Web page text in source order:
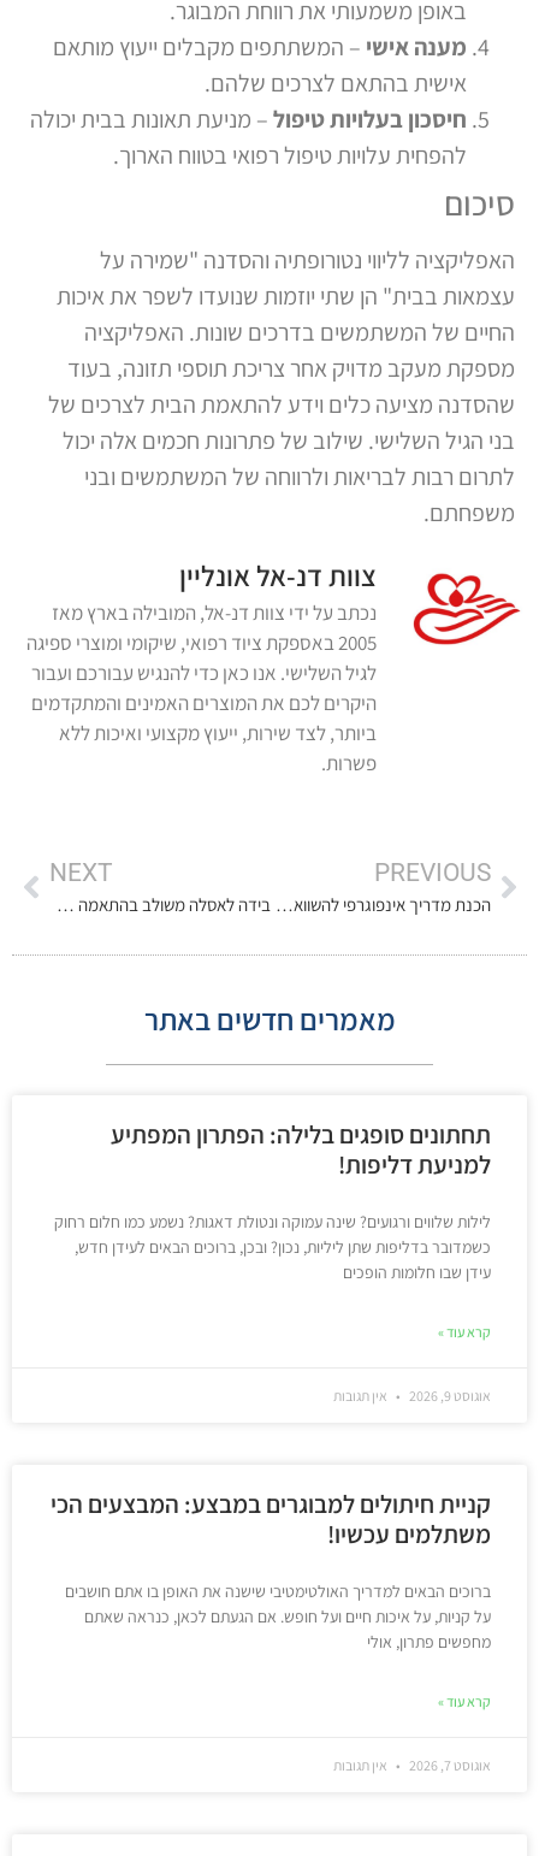
באופן משמעותי את רווחת המבוגר.
מענה אישי– המשתתפים מקבלים ייעוץ מותאם
אישית בהתאם לצרכים שלהם.
חיסכון בעלויות טיפול– מניעת תאונות בבית יכולה
להפחית עלויות טיפול רפואי בטווח הארוך.
סיכום
האפליקציה לליווי נטורופתיה והסדנה "שמירה על
עצמאות בבית" הן שתי יוזמות שנועדו לשפר את איכות
החיים של המשתמשים בדרכים שונות. האפליקציה
מספקת מעקב מדויק אחר צריכת תוספי תזונה, בעוד
שהסדנה מציעה כלים וידע להתאמת הבית לצרכים של
בני הגיל השלישי. שילוב של פתרונות חכמים אלה יכול
לתרום רבות לבריאות ולרווחה של המשתמשים ובני
משפחתם.
צוות דנ-אל אונליין
נכתב על ידי צוות דנ-אל, המובילה בארץ מאז
2005 באספקת ציוד רפואי, שיקומי ומוצרי ספיגה
לגיל השלישי. אנו כאן כדי להנגיש עבורכם ועבור
היקרים לכם את המוצרים האמינים והמתקדמים
ביותר, לצד שירות, ייעוץ מקצועי ואיכות ללא
פשרות.
PREVIOUS
הכנת מדריך אינפוגרפי להשוואת גדלים ומידות של חיתולים ותחתונים למבוגרים
NEXT
בידה לאסלה משולב בהתאמה אישית – פתרון רחצה אישי למוגבלי תנועה
מאמרים חדשים באתר
תחתונים סופגים בלילה: הפתרון המפתיע
למניעת דליפות!
לילות שלווים ורגועים? שינה עמוקה ונטולת דאגות? נשמע כמו חלום רחוק
כשמדובר בדליפות שתן ליליות, נכון? ובכן, ברוכים הבאים לעידן חדש,
עידן שבו חלומות הופכים
קרא עוד »
אוגוסט 9, 2026 אין תגובות
קניית חיתולים למבוגרים במבצע: המבצעים הכי
משתלמים עכשיו!
ברוכים הבאים למדריך האולטימטיבי שישנה את האופן בו אתם חושבים
על קניות, על איכות חיים ועל חופש. אם הגעתם לכאן, כנראה שאתם
מחפשים פתרון, אולי
קרא עוד »
אוגוסט 7, 2026 אין תגובות